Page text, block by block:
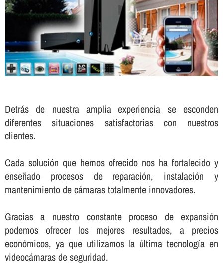
Detrás de nuestra amplia experiencia se esconden
diferentes situaciones satisfactorias con nuestros
clientes.
Cada solución que hemos ofrecido nos ha fortalecido y
enseñado procesos de reparación, instalación y
mantenimiento de cámaras totalmente innovadores.
Gracias a nuestro constante proceso de expansión
podemos ofrecer los mejores resultados, a precios
económicos, ya que utilizamos la última tecnologí­a en
videocámaras de seguridad.